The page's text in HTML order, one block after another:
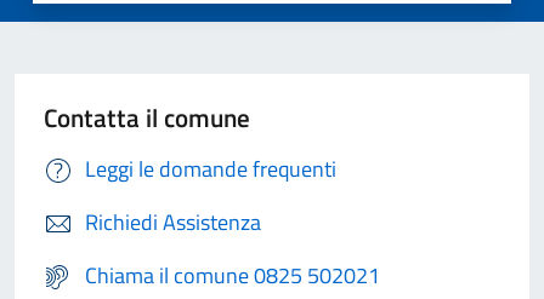
Contatta il comune
Leggi le domande frequenti
Richiedi Assistenza
Chiama il comune 0825 502021